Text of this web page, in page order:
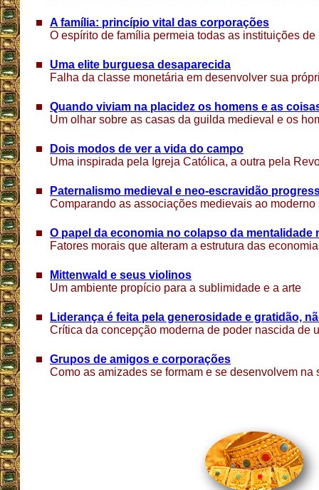
A família: princípio vital das corporações
O espírito de família permeia todas as instituições
Uma elite burguesa desaparecida
Falha da classe monetária em desenvolver sua
Quando viviam na placidez os homens e as
Um olhar sobre as casas da guilda medieval e os
Dois modos de ver a vida do campo
Uma inspirada pela Igreja Católica, a outra pela
Paternalismo medieval e neo-escravidão
Comparando as associações medievais ao
O papel da economia no colapso da mentalidade
Fatores morais que alteram a estrutura das
Mittenwald e seus violinos
Um ambiente propício para a sublimidade e a arte
Liderança é feita pela generosidade e gratidão,
Crítica da concepção moderna de poder nascida de
Grupos de amigos e corporações
Como as amizades se formam e se desenvolvem na